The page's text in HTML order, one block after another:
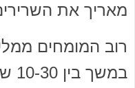
מאריך את
רוב המומחים